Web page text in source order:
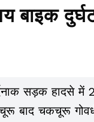
सड़क हादसे में
बाद चकचूरू